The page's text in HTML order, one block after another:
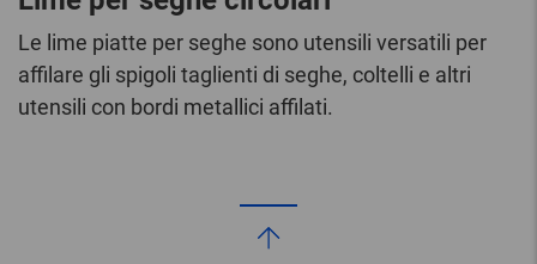
Le lime piatte per seghe sono utensili versatili per
affilare gli spigoli taglienti di seghe, coltelli e altri
utensili con bordi metallici affilati.